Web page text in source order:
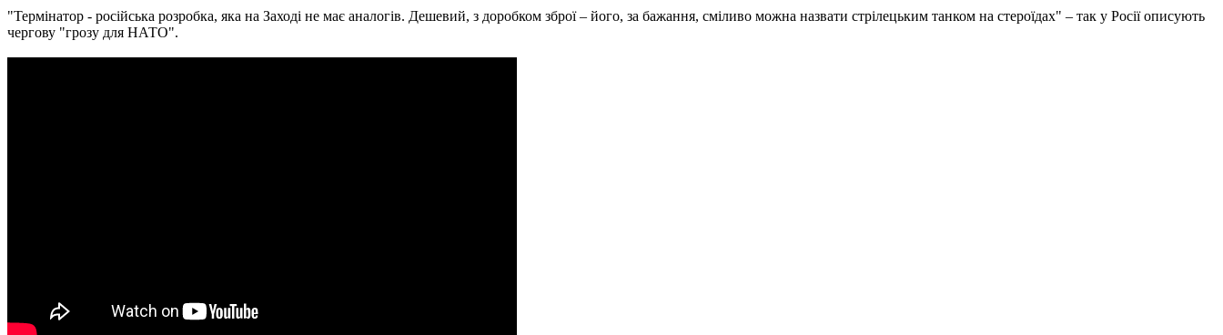
"Термінатор - російська розробка, яка на Заході не має аналогів. Дешевий, з доробком зброї – його, за бажання, сміливо можна назвати стрілецьким танком на стероїдах" – так у Росії описують
чергову "грозу для НАТО".